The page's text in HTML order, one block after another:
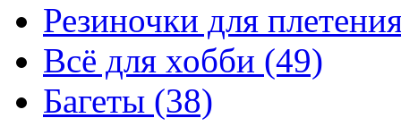
Резиночки для
Всё для хобби (49)
Багеты (38)